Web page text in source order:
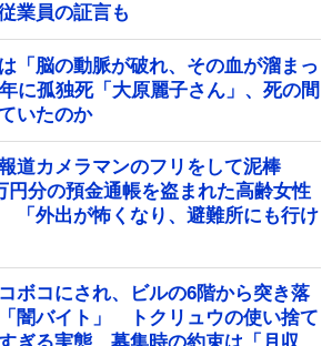
業員の証言も
「脳の動脈が破れ、その血が溜まっ
に孤独死「大原麗子さん」、死の間
いたのか
道カメラマンのフリをして泥棒
分の預金通帳を盗まれた高齢女性
「外出が怖くなり、避難所にも行け
ボコにされ、ビルの6階から突き落
闇バイト」 トクリュウの使い捨て